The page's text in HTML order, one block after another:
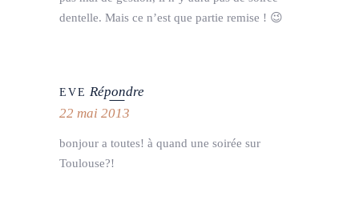
dentelle. Mais ce n’est que partie remise ! 😉
EVE Répondre
22 mai 2013
bonjour a toutes! à quand une soirée sur
Toulouse?!